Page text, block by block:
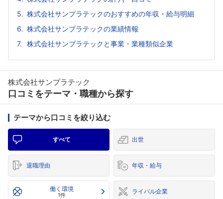
株式会社サンプラテックのおすすめの年収・給与明細
株式会社サンプラテックの業績情報
株式会社サンプラテックと事業・業種類似企業
株式会社サンプラテック
口コミをテーマ・職種から探す
テーマから口コミを絞り込む
すべて 出世
退職理由 年収・給与
働く環境
1件 ライバル企業